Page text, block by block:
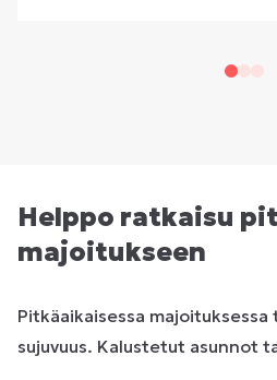
Helppo ratkaisu
majoitukseen
Pitkäaikaisessa
sujuvuus. Kalustetut asunnot